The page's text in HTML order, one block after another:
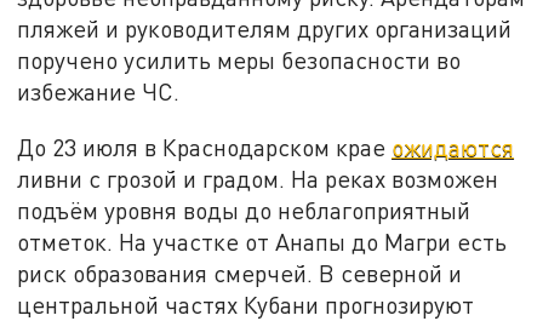
пляжей и руководителям других организаций
поручено усилить меры безопасности во
избежание ЧС.
До 23 июля в Краснодарском крае ожидаются
ливни с грозой и градом. На реках возможен
подъём уровня воды до неблагоприятный
отметок. На участке от Анапы до Магри есть
риск образования смерчей. В северной и
центральной частях Кубани прогнозируют